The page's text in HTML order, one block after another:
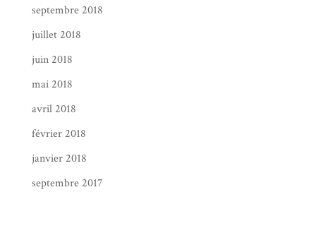
septembre 2018
juillet 2018
juin 2018
mai 2018
avril 2018
février 2018
janvier 2018
septembre 2017